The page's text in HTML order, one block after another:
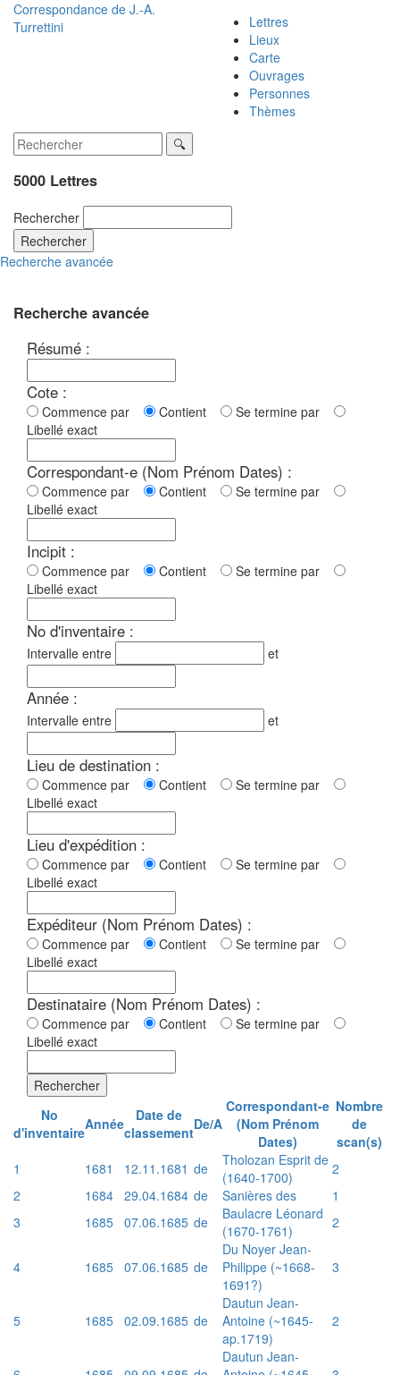
Correspondance de J.-A.
Turrettini
Lettres
Lieux
Carte
Ouvrages
Personnes
Thèmes
5000 Lettres
Rechercher
Rechercher
Recherche avancée
Recherche avancée
Résumé :
Cote :
Commence par Contient
Se termine par
Libellé exact
Correspondant-e (Nom Prénom Dates) :
Commence par Contient
Se termine par
Libellé exact
Incipit :
Commence par Contient
Se termine par
Libellé exact
No d'inventaire :
Intervalle entre et
Année :
Intervalle entre et
Lieu de destination :
Commence par Contient
Se termine par
Libellé exact
Lieu d'expédition :
Commence par Contient
Se termine par
Libellé exact
Expéditeur (Nom Prénom Dates) :
Commence par Contient
Se termine par
Libellé exact
Destinataire (Nom Prénom Dates) :
Commence par Contient
Se termine par
Libellé exact
Rechercher
No
d'inventaireAnnée
Date de
classementDe/A
Correspondant-e
(Nom Prénom
Dates)
Nombre
de
scan(s)
1
1681 12.11.1681 de
Tholozan Esprit de
(1640-1700)
2
2
1684 29.04.1684 de Sanières des
1
3
1685 07.06.1685 de
Baulacre Léonard
(1670-1761)
2
4 1685 07.06.1685 de
Du Noyer Jean-
Philippe (~1668-
1691?)
3
5 1685 02.09.1685 de
Dautun Jean-
Antoine (~1645-
ap.1719)
2
Dautun Jean-